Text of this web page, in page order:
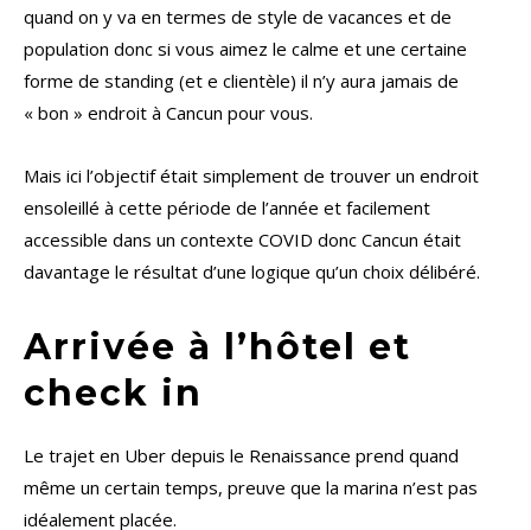
quand on y va en termes de style de vacances et de
population donc si vous aimez le calme et une certaine
forme de standing (et e clientèle) il n’y aura jamais de
« bon » endroit à Cancun pour vous.
Mais ici l’objectif était simplement de trouver un endroit
ensoleillé à cette période de l’année et facilement
accessible dans un contexte COVID donc Cancun était
davantage le résultat d’une logique qu’un choix délibéré.
Arrivée à l’hôtel et
check in
Le trajet en Uber depuis le Renaissance prend quand
même un certain temps, preuve que la marina n’est pas
idéalement placée.